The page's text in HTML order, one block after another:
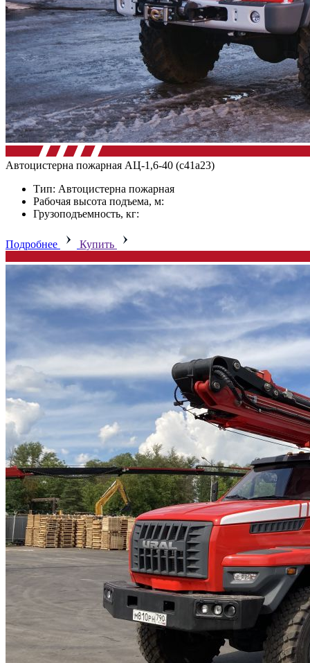
Автоцистерна пожарная АЦ-1,6-40 (с41а23)
Тип: Автоцистерна пожарная
Рабочая высота подъема, м:
Грузоподъемность, кг:
Подробнее Купить